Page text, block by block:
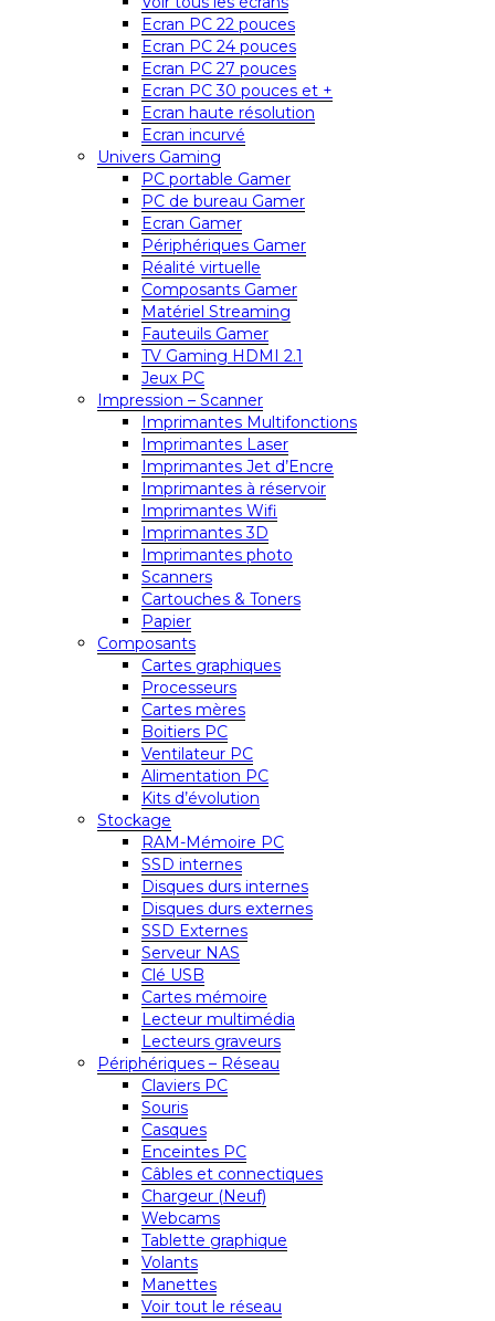
Ecran PC 22 pouces
Ecran PC 24 pouces
Ecran PC 27 pouces
Ecran PC 30 pouces et +
Ecran haute résolution
Ecran incurvé
Univers Gaming
PC portable Gamer
PC de bureau Gamer
Ecran Gamer
Périphériques Gamer
Réalité virtuelle
Composants Gamer
Matériel Streaming
Fauteuils Gamer
TV Gaming HDMI 2.1
Jeux PC
Impression – Scanner
Imprimantes Multifonctions
Imprimantes Laser
Imprimantes Jet d’Encre
Imprimantes à réservoir
Imprimantes Wifi
Imprimantes 3D
Imprimantes photo
Scanners
Cartouches & Toners
Papier
Composants
Cartes graphiques
Processeurs
Cartes mères
Boitiers PC
Ventilateur PC
Alimentation PC
Kits d’évolution
Stockage
RAM-Mémoire PC
SSD internes
Disques durs internes
Disques durs externes
SSD Externes
Serveur NAS
Clé USB
Cartes mémoire
Lecteur multimédia
Lecteurs graveurs
Périphériques – Réseau
Claviers PC
Souris
Casques
Enceintes PC
Câbles et connectiques
Chargeur (Neuf)
Webcams
Tablette graphique
Volants
Manettes
Voir tout le réseau